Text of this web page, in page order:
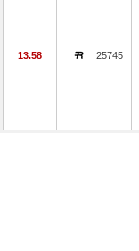
13.58 25745